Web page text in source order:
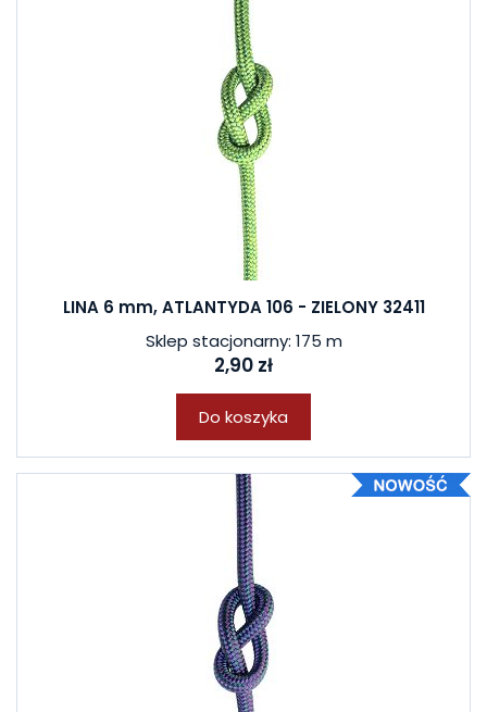
LINA 6 mm, ATLANTYDA 106 - ZIELONY 32411
Sklep stacjonarny: 175 m
2,90 zł
Do koszyka